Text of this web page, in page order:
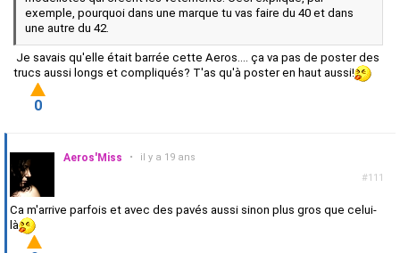
exemple, pourquoi dans une marque tu vas faire du 40 et dans
une autre du 42.
Je savais qu'elle était barrée cette Aeros.... ça va pas de poster des
trucs aussi longs et compliqués? T'as qu'à poster en haut aussi!
0
#111
Aeros'Miss • il y a 19 ans
Ca m'arrive parfois et avec des pavés aussi sinon plus gros que celui-
là